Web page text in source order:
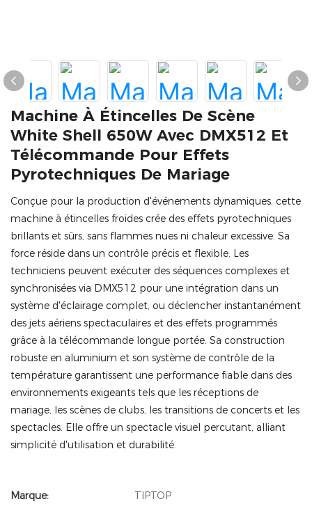
Machine À Étincelles De Scène
White Shell 650W Avec DMX512 Et
Télécommande Pour Effets
Pyrotechniques De Mariage
Conçue pour la production d'événements dynamiques, cette
machine à étincelles froides crée des effets pyrotechniques
brillants et sûrs, sans flammes nues ni chaleur excessive. Sa
force réside dans un contrôle précis et flexible. Les
techniciens peuvent exécuter des séquences complexes et
synchronisées via DMX512 pour une intégration dans un
système d'éclairage complet, ou déclencher instantanément
des jets aériens spectaculaires et des effets programmés
grâce à la télécommande longue portée. Sa construction
robuste en aluminium et son système de contrôle de la
température garantissent une performance fiable dans des
environnements exigeants tels que les réceptions de
mariage, les scènes de clubs, les transitions de concerts et les
spectacles. Elle offre un spectacle visuel percutant, alliant
simplicité d'utilisation et durabilité.
Marque:
TIPTOP